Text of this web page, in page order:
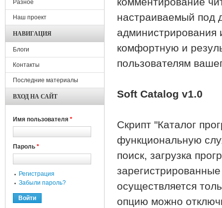
настраиваемый под
администрирования
комфортную и
пользователям
Soft Catalog v1.0
Cкрипт "Каталог
функциональную
поиск, загрузка
осуществляется
опцию можно
Разное
Наш проект
НАВИГАЦИЯ
Блоги
Контакты
Последние материалы
ВХОД НА САЙТ
Имя пользователя *
Пароль *
Регистрация
Забыли пароль?